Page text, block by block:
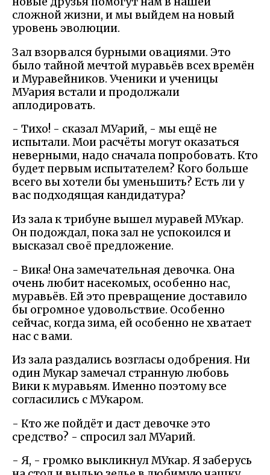
сложной жизни, и мы выйдем на новый
уровень эволюции.
Зал взорвался бурными овациями. Это
было тайной мечтой муравьёв всех времён
и Муравейников. Ученики и ученицы
МУария встали и продолжали
аплодировать.
- Тихо! - сказал МУарий, - мы ещё не
испытали. Мои расчёты могут оказаться
неверными, надо сначала попробовать. Кто
будет первым испытателем? Кого больше
всего вы хотели бы уменьшить? Есть ли у
вас подходящая кандидатура?
Из зала к трибуне вышел муравей МУкар.
Он подождал, пока зал не успокоился и
высказал своё предложение.
- Вика! Она замечательная девочка. Она
очень любит насекомых, особенно нас,
муравьёв. Ей это превращение доставило
бы огромное удовольствие. Особенно
сейчас, когда зима, ей особенно не хватает
нас с вами.
Из зала раздались возгласы одобрения. Ни
один Мукар замечал странную любовь
Вики к муравьям. Именно поэтому все
согласились с МУкаром.
- Кто же пойдёт и даст девочке это
средство? - спросил зал МУарий.
- Я, - громко выкликнул МУкар. Я заберусь